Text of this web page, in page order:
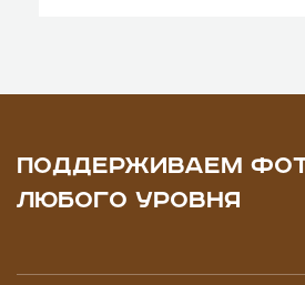
ПОДДЕРЖИВАЕМ
ЛЮБОГО УРОВНЯ